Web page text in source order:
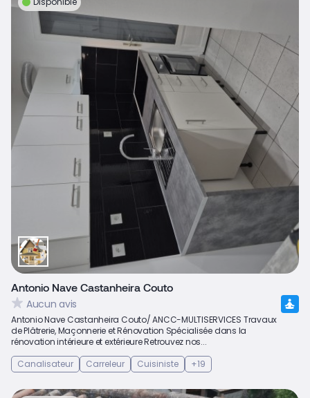
Antonio Nave Castanheira Couto
Aucun avis
Antonio Nave Castanheira Couto/ ANCC-MULTISERVICES Travaux
de Plâtrerie, Maçonnerie et Rénovation Spécialisée dans la
rénovation intérieure et extérieure Retrouvez nos...
Canalisateur
Carreleur Cuisiniste +19